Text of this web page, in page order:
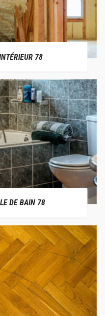
78
DE BAIN 78